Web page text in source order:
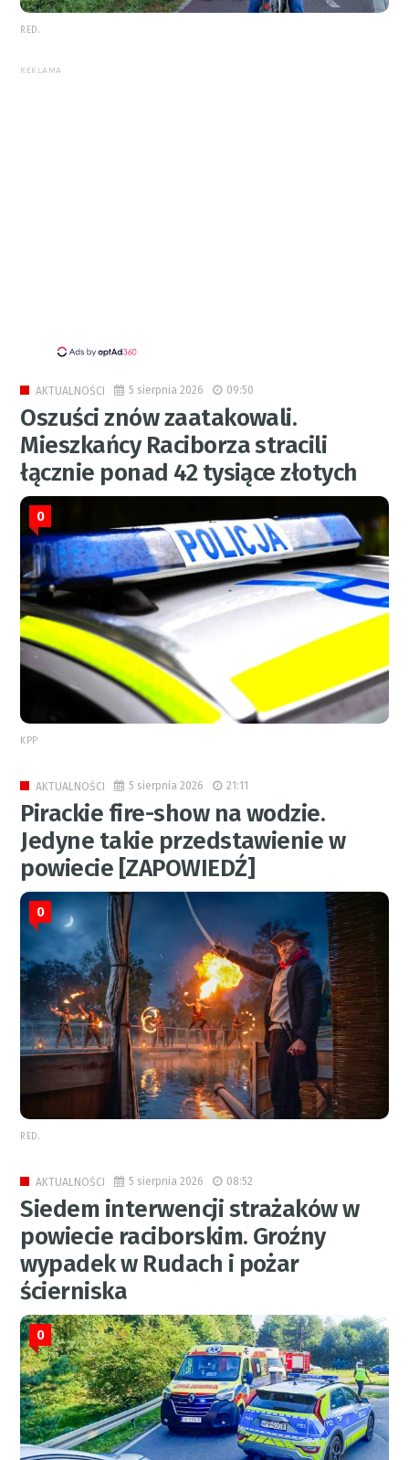
RED.
REKLAMA
AKTUALNOŚCI 5 sierpnia 2026 09:50
Oszuści znów zaatakowali.
Mieszkańcy Raciborza stracili
łącznie ponad 42 tysiące złotych
0
KPP
AKTUALNOŚCI 5 sierpnia 2026 21:11
Pirackie fire-show na wodzie.
Jedyne takie przedstawienie w
powiecie [ZAPOWIEDŹ]
0
RED.
AKTUALNOŚCI 5 sierpnia 2026 08:52
Siedem interwencji strażaków w
powiecie raciborskim. Groźny
wypadek w Rudach i pożar
ścierniska
0